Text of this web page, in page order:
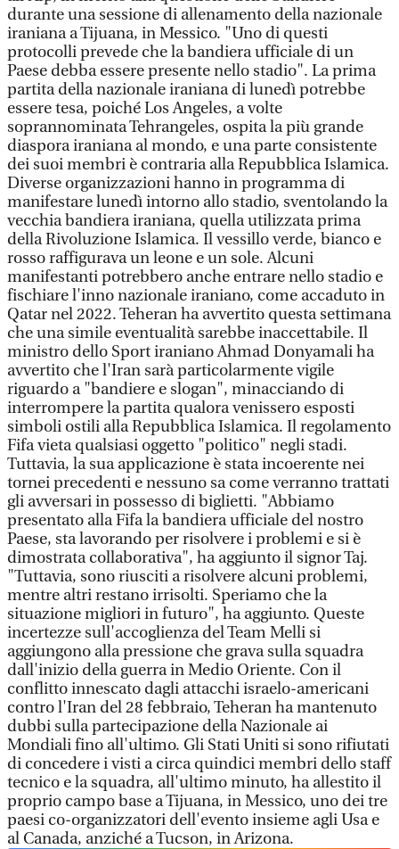
durante una sessione di allenamento della nazionale
iraniana a Tijuana, in Messico. "Uno di questi
protocolli prevede che la bandiera ufficiale di un
Paese debba essere presente nello stadio". La prima
partita della nazionale iraniana di lunedì potrebbe
essere tesa, poiché Los Angeles, a volte
soprannominata Tehrangeles, ospita la più grande
diaspora iraniana al mondo, e una parte consistente
dei suoi membri è contraria alla Repubblica Islamica.
Diverse organizzazioni hanno in programma di
manifestare lunedì intorno allo stadio, sventolando la
vecchia bandiera iraniana, quella utilizzata prima
della Rivoluzione Islamica. Il vessillo verde, bianco e
rosso raffigurava un leone e un sole. Alcuni
manifestanti potrebbero anche entrare nello stadio e
fischiare l'inno nazionale iraniano, come accaduto in
Qatar nel 2022. Teheran ha avvertito questa settimana
che una simile eventualità sarebbe inaccettabile. Il
ministro dello Sport iraniano Ahmad Donyamali ha
avvertito che l'Iran sarà particolarmente vigile
riguardo a "bandiere e slogan", minacciando di
interrompere la partita qualora venissero esposti
simboli ostili alla Repubblica Islamica. Il regolamento
Fifa vieta qualsiasi oggetto "politico" negli stadi.
Tuttavia, la sua applicazione è stata incoerente nei
tornei precedenti e nessuno sa come verranno trattati
gli avversari in possesso di biglietti. "Abbiamo
presentato alla Fifa la bandiera ufficiale del nostro
Paese, sta lavorando per risolvere i problemi e si è
dimostrata collaborativa", ha aggiunto il signor Taj.
"Tuttavia, sono riusciti a risolvere alcuni problemi,
mentre altri restano irrisolti. Speriamo che la
situazione migliori in futuro", ha aggiunto. Queste
incertezze sull'accoglienza del Team Melli si
aggiungono alla pressione che grava sulla squadra
dall'inizio della guerra in Medio Oriente. Con il
conflitto innescato dagli attacchi israelo-americani
contro l'Iran del 28 febbraio, Teheran ha mantenuto
dubbi sulla partecipazione della Nazionale ai
Mondiali fino all'ultimo. Gli Stati Uniti si sono rifiutati
di concedere i visti a circa quindici membri dello staff
tecnico e la squadra, all'ultimo minuto, ha allestito il
proprio campo base a Tijuana, in Messico, uno dei tre
paesi co-organizzatori dell'evento insieme agli Usa e
al Canada, anziché a Tucson, in Arizona.